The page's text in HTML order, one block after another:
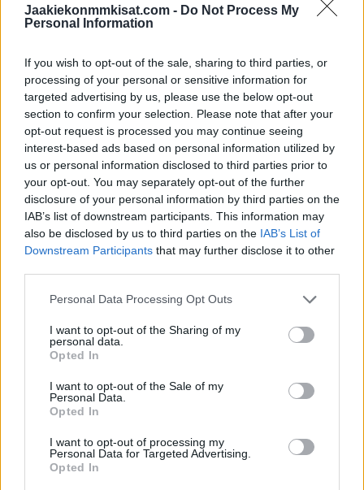
Jaakiekonmmkisat.com - Do Not Process My
Personal Information
If you wish to opt-out of the sale, sharing to third parties, or
processing of your personal or sensitive information for
targeted advertising by us, please use the below opt-out
section to confirm your selection. Please note that after your
opt-out request is processed you may continue seeing
interest-based ads based on personal information utilized by
us or personal information disclosed to third parties prior to
your opt-out. You may separately opt-out of the further
disclosure of your personal information by third parties on the
IAB’s list of downstream participants. This information may
also be disclosed by us to third parties on the IAB’s List of
Downstream Participants that may further disclose it to other
Personal Data Processing Opt Outs
I want to opt-out of the Sharing of my
personal data.
Opted In
I want to opt-out of the Sale of my
Personal Data.
Opted In
I want to opt-out of processing my
Personal Data for Targeted Advertising.
Opted In
Patrik Laineen ja Johnny Gaudreaun edessä
–...
15.03.2023 09:55